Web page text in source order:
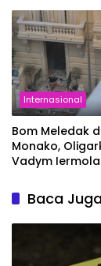
Internasional
Bom Meledak
Monako,
Vadym
Baca